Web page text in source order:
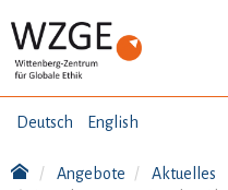
Deutsch English
Angebote
Aktuelles